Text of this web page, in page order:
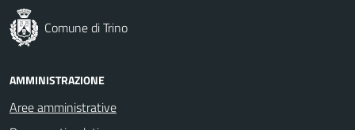
Comune di Trino
AMMINISTRAZIONE
Aree amministrative